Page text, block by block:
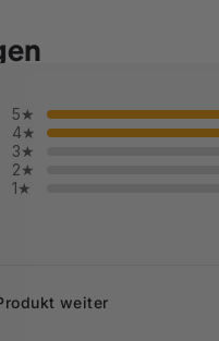
5★
4★
3★
2★
1★
weiter